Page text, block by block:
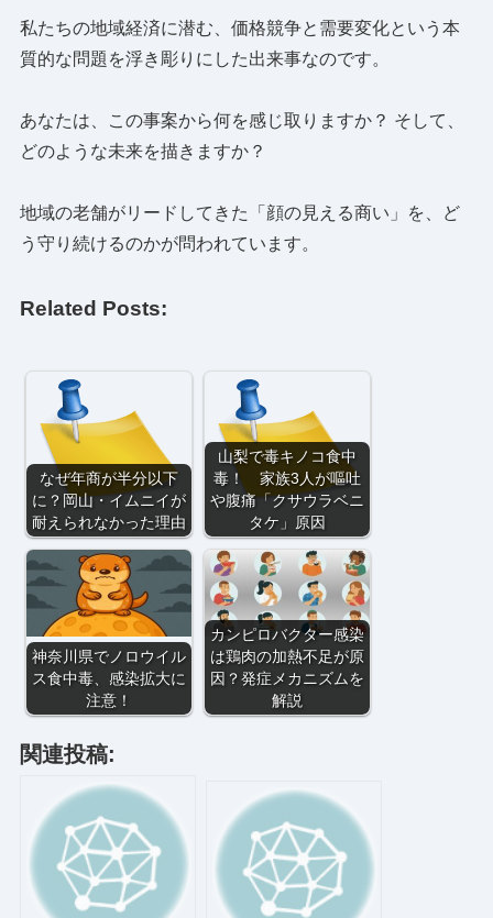
私たちの地域経済に潜む、価格競争と需要変化という本
質的な問題を浮き彫りにした出来事なのです。
あなたは、この事案から何を感じ取りますか？ そして、
どのような未来を描きますか？
地域の老舗がリードしてきた「顔の見える商い」を、ど
う守り続けるのかが問われています。
Related Posts:
なぜ年商が半分以下
に？岡山・イムニイが
耐えられなかった理由
山梨で毒キノコ食中
毒！ 家族3人が嘔吐
や腹痛「クサウラベニ
タケ」原因
神奈川県でノロウイル
ス食中毒、感染拡大に
注意！
カンピロバクター感染
は鶏肉の加熱不足が原
因？発症メカニズムを
解説
関連投稿: